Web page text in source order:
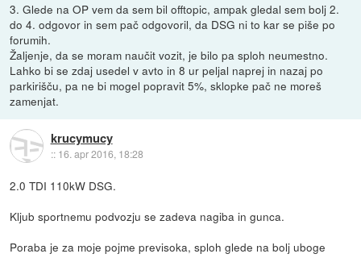
3. Glede na OP vem da sem bil offtopic, ampak gledal sem bolj 2.
do 4. odgovor in sem pač odgovoril, da DSG ni to kar se piše po
forumih.
Žaljenje, da se moram naučit vozit, je bilo pa sploh neumestno.
Lahko bi se zdaj usedel v avto in 8 ur peljal naprej in nazaj po
parkirišču, pa ne bi mogel popravit 5%, sklopke pač ne moreš
zamenjat.
krucymucy
:: 16. apr 2016, 18:28
2.0 TDI 110kW DSG.
Kljub sportnemu podvozju se zadeva nagiba in gunca.
Poraba je za moje pojme previsoka, sploh glede na bolj uboge